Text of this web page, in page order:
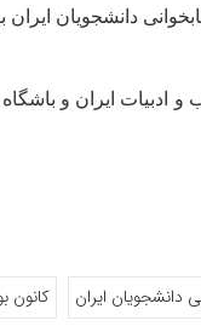
ایران و باشگاه
دانشجویان ایران کانون